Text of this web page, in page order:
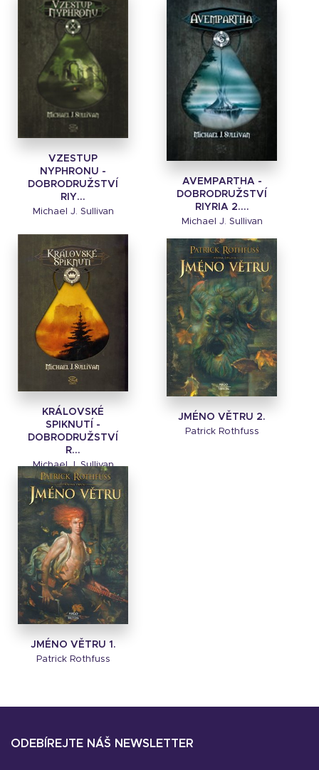
VZESTUP
NYPHRONU -
DOBRODRUŽSTVÍ
RIY...
Michael J. Sullivan
AVEMPARTHA -
DOBRODRUŽSTVÍ
RIYRIA 2....
Michael J. Sullivan
KRÁLOVSKÉ
SPIKNUTÍ -
DOBRODRUŽSTVÍ
R...
Michael J. Sullivan
JMÉNO VĚTRU 2.
Patrick Rothfuss
JMÉNO VĚTRU 1.
Patrick Rothfuss
ODEBÍREJTE NÁŠ NEWSLETTER